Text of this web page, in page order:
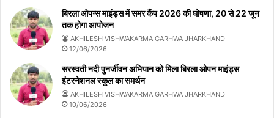
बिरला ओपन्स माइंड्स में समर कैंप 2026 की घोषणा, 20 से 22 जून
तक होगा आयोजन
AKHILESH VISHWAKARMA GARHWA JHARKHAND
12/06/2026
सरस्वती नदी पुनर्जीवन अभियान को मिला बिरला ओपन माइंड्स
इंटरनेशनल स्कूल का समर्थन
AKHILESH VISHWAKARMA GARHWA JHARKHAND
10/06/2026